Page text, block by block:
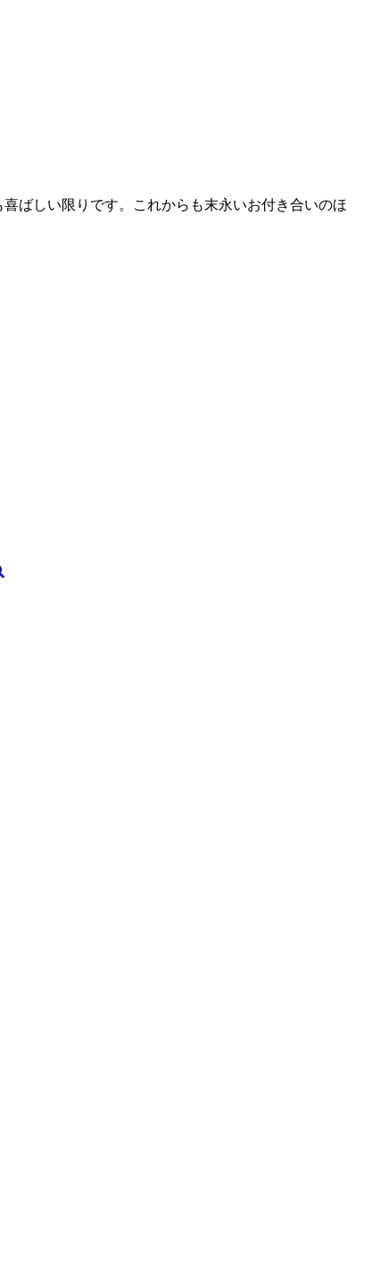
ばしい限りです。これからも末永いお付き合いのほ